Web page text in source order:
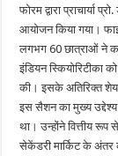
फोरम द्वारा
आयोजन किया गया।
लगभग 60 छात्राओं ने
इंडियन स्कियोरिटीका
की। इसके अतिरिक्त
इस सैशन का मुख्य उद्देश्य
था। उन्होंने वित्तीय
सेकेंडरी मार्किट के अंतर